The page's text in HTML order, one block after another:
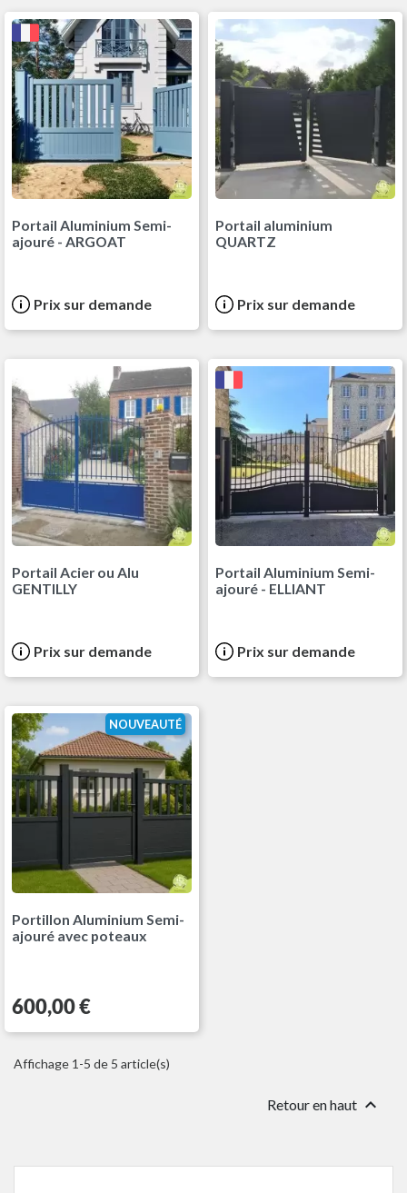
Portail Aluminium Semi-
ajouré - ARGOAT
Prix sur demande
Portail aluminium
QUARTZ
Prix sur demande
Portail Acier ou Alu
GENTILLY
Prix sur demande
Portail Aluminium Semi-
ajouré - ELLIANT
Prix sur demande
Portillon Aluminium Semi-
ajouré avec poteaux
Prix
600,00 €
NOUVEAUTÉ
Affichage 1-5 de 5 article(s)
Retour en haut 